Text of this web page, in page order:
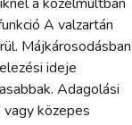
A valzartán
Májkárosodásban
ideje
Adagolási
közepes